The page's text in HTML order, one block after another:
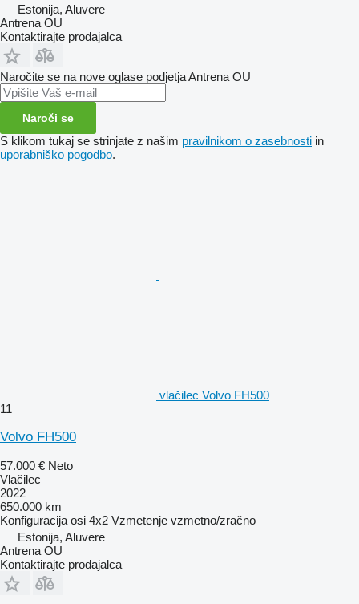
Estonija, Aluvere
Antrena OU
Kontaktirajte prodajalca
Naročite se na nove oglase podjetja Antrena OU
Naroči se
S klikom tukaj se strinjate z našim pravilnikom o zasebnosti in
uporabniško pogodbo.
vlačilec Volvo FH500
11
Volvo FH500
57.000 € Neto
Vlačilec
2022
650.000 km
Konfiguracija osi 4x2 Vzmetenje vzmetno/zračno
Estonija, Aluvere
Antrena OU
Kontaktirajte prodajalca